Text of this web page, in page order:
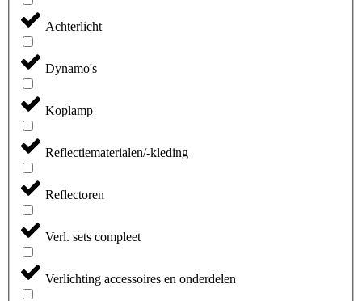
Achterlicht
Dynamo's
Koplamp
Reflectiematerialen/-kleding
Reflectoren
Verl. sets compleet
Verlichting accessoires en onderdelen